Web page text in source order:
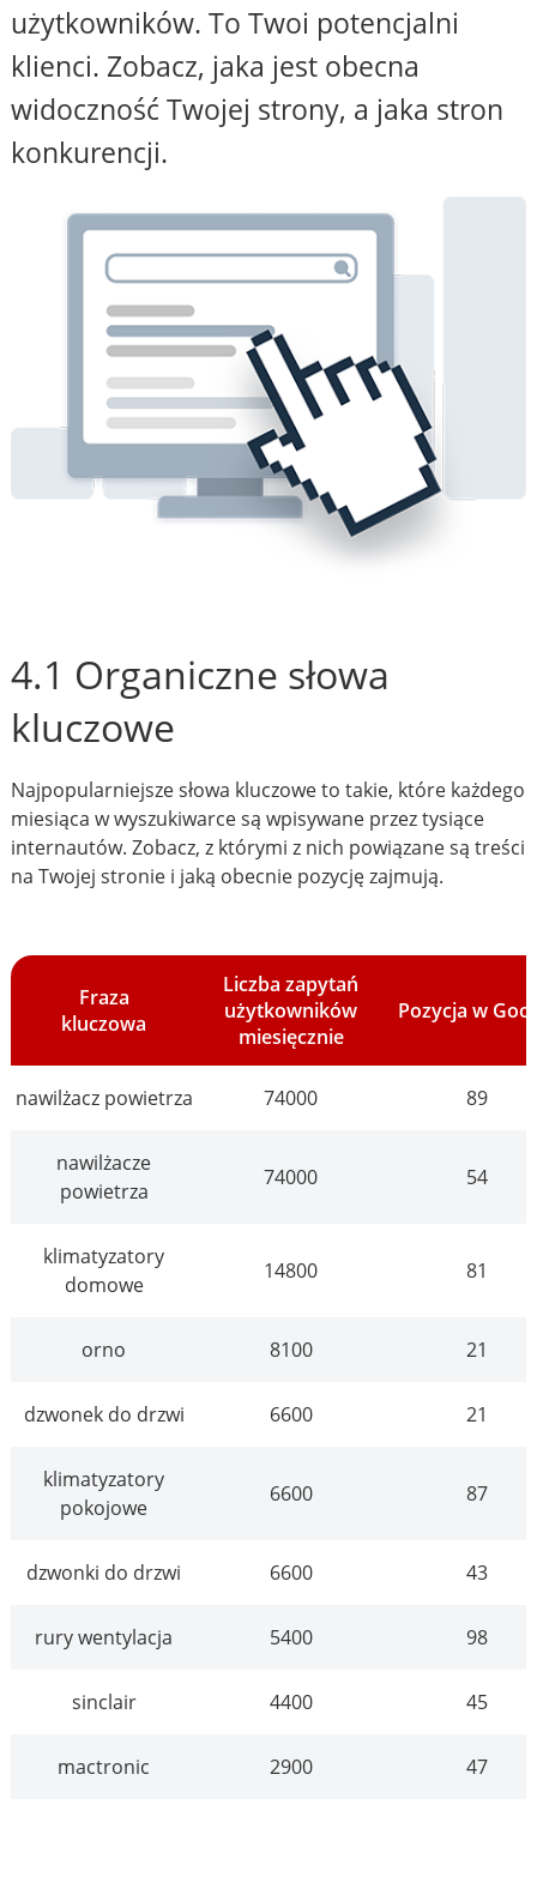
użytkowników. To Twoi potencjalni
klienci. Zobacz, jaka jest obecna
widoczność Twojej strony, a jaka stron
konkurencji.
4.1 Organiczne słowa
kluczowe
Najpopularniejsze słowa kluczowe to takie, które każdego
miesiąca w wyszukiwarce są wpisywane przez tysiące
internautów. Zobacz, z którymi z nich powiązane są treści
na Twojej stronie i jaką obecnie pozycję zajmują.
Fraza
kluczowa
Liczba zapytań
użytkowników
miesięcznie
Pozycja w
nawilżacz powietrza 74000 89
nawilżacze
powietrza
74000 54
klimatyzatory
domowe
14800 81
orno 8100 21
dzwonek do drzwi 6600 21
klimatyzatory
pokojowe
6600 87
dzwonki do drzwi 6600 43
rury wentylacja 5400 98
sinclair 4400 45
mactronic 2900 47